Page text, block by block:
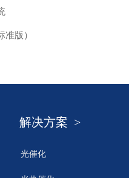
版）
解决方案 >
光催化